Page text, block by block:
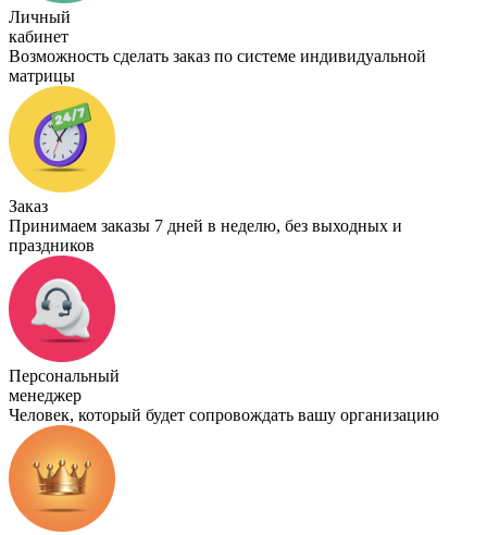
Личный
кабинет
Возможность сделать заказ по системе индивидуальной
матрицы
Заказ
Принимаем заказы 7 дней в неделю, без выходных и
праздников
Персональный
менеджер
Человек, который будет сопровождать вашу организацию